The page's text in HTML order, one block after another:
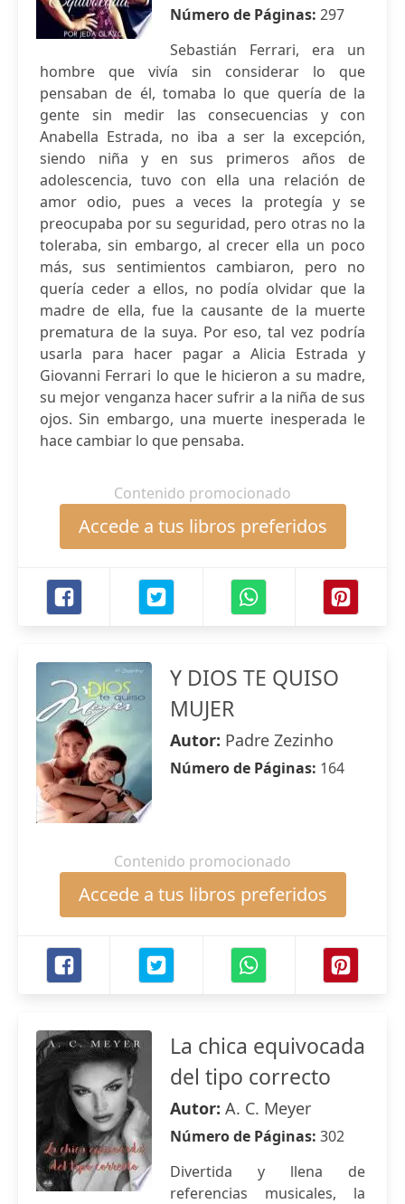
Número de Páginas: 297
Sebastián Ferrari, era un
hombre que vivía sin considerar lo que
pensaban de él, tomaba lo que quería de la
gente sin medir las consecuencias y con
Anabella Estrada, no iba a ser la excepción,
siendo niña y en sus primeros años de
adolescencia, tuvo con ella una relación de
amor odio, pues a veces la protegía y se
preocupaba por su seguridad, pero otras no la
toleraba, sin embargo, al crecer ella un poco
más, sus sentimientos cambiaron, pero no
quería ceder a ellos, no podía olvidar que la
madre de ella, fue la causante de la muerte
prematura de la suya. Por eso, tal vez podría
usarla para hacer pagar a Alicia Estrada y
Giovanni Ferrari lo que le hicieron a su madre,
su mejor venganza hacer sufrir a la niña de sus
ojos. Sin embargo, una muerte inesperada le
hace cambiar lo que pensaba.
Contenido promocionado
Accede a tus libros preferidos
Y DIOS TE QUISO
MUJER
Autor: Padre Zezinho
Número de Páginas: 164
Contenido promocionado
Accede a tus libros preferidos
La chica equivocada
del tipo correcto
Autor: A. C. Meyer
Número de Páginas: 302
Divertida y llena de
referencias musicales, la